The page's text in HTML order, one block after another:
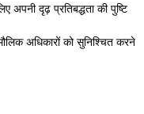
दृढ़ प्रतिबद्धता की पुष्टि
अधिकारों को सुनिश्चित करने